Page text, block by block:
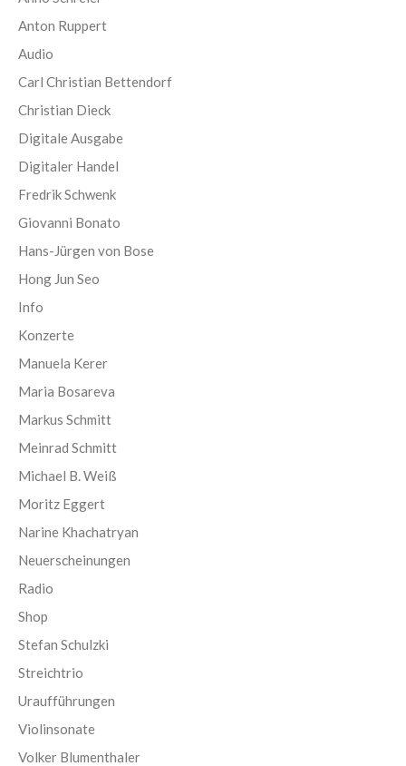
Anton Ruppert
Audio
Carl Christian Bettendorf
Christian Dieck
Digitale Ausgabe
Digitaler Handel
Fredrik Schwenk
Giovanni Bonato
Hans-Jürgen von Bose
Hong Jun Seo
Info
Konzerte
Manuela Kerer
Maria Bosareva
Markus Schmitt
Meinrad Schmitt
Michael B. Weiß
Moritz Eggert
Narine Khachatryan
Neuerscheinungen
Radio
Shop
Stefan Schulzki
Streichtrio
Uraufführungen
Violinsonate
Volker Blumenthaler